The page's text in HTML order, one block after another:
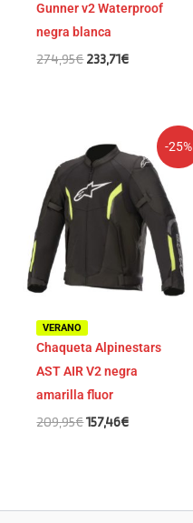
Gunner v2 Waterproof
negra blanca
274,95€233,71€
-25%
VERANO
Chaqueta Alpinestars
AST AIR V2 negra
amarilla fluor
209,95€
precio
original
era:
209,95€.
157,46€
precio
actual
es:
157,46€.